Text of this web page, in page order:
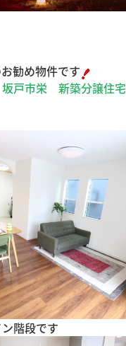
勧め物件です
戸市栄 新築分譲住宅
階段です